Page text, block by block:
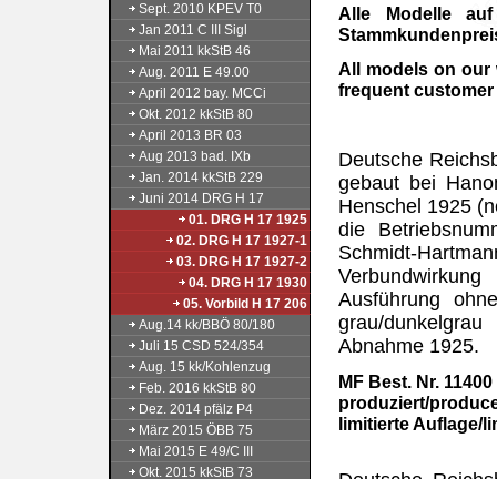
Sept. 2010 KPEV T0
Jan 2011 C III Sigl
Mai 2011 kkStB 46
Aug. 2011 E 49.00
April 2012 bay. MCCi
Okt. 2012 kkStB 80
April 2013 BR 03
Aug 2013 bad. IXb
Jan. 2014 kkStB 229
Juni 2014 DRG H 17
01. DRG H 17 1925
02. DRG H 17 1927-1
03. DRG H 17 1927-2
04. DRG H 17 1930
05. Vorbild H 17 206
Aug.14 kk/BBÖ 80/180
Juli 15 CSD 524/354
Aug. 15 kk/Kohlenzug
Feb. 2016 kkStB 80
Dez. 2014 pfälz P4
März 2015 ÖBB 75
Mai 2015 E 49/C III
Okt. 2015 kkStB 73
Alle Modelle
All models on our
frequent
Deutsche
gebaut bei
Henschel 1925
die
Schmidt-
Ausführung
grau/
Abnahme 1925.
MF Best. Nr.
produziert/
limitierte Auflage/